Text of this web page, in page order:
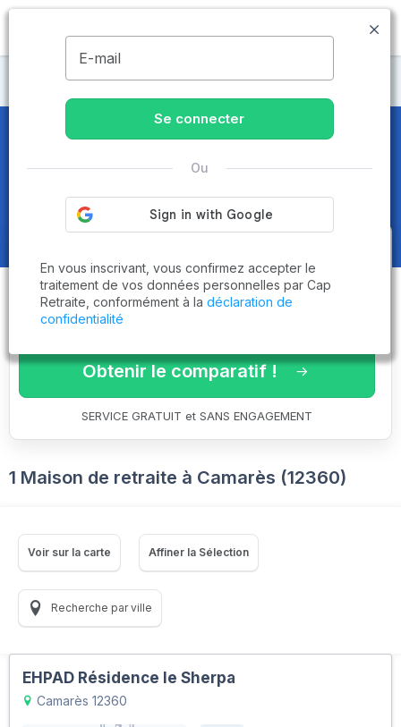
MENU
Maisons de retraite Aveyron
Maisons de retraite et EHPAD
Camarès (12360)
Obtenez le
comparatif des
établissementsadaptés à vos
critères en 3 minutes !
Obtenir le comparatif !
SERVICE GRATUIT et SANS ENGAGEMENT
1 Maison de retraite à Camarès (12360)
Voir sur la carte Affiner la Sélection
Recherche par ville
EHPAD Résidence le Sherpa
Camarès 12360
E-mail
Se connecter
Ou
En vous inscrivant, vous confirmez accepter le
traitement de vos données personnelles par Cap
Retraite, conformément à la déclaration de
confidentialité